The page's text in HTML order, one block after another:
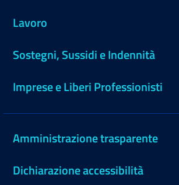
Lavoro
Sostegni, Sussidi e Indennità
Imprese e Liberi Professionisti
Amministrazione trasparente
Dichiarazione accessibilità